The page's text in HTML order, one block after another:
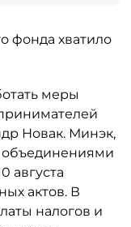
фонда хватило
меры
Новак. Минэк,
августа
актов. В
налогов и